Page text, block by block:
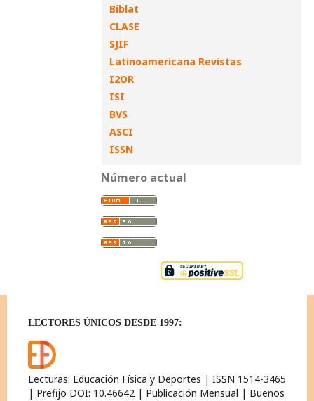
Biblat
CLASE
SJIF
Latinoamericana Revistas
I2OR
ISI
BVS
ASCI
ISSN
Número actual
LECTORES ÚNICOS DESDE 1997:
Lecturas: Educación Física y Deportes | ISSN 1514-3465
| Prefijo DOI: 10.46642 | Publicación Mensual | Buenos